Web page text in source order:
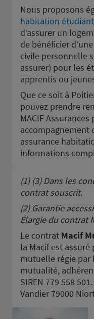
Nous proposons
habitation étudiant
d’assurer un
de bénéficier
civile personnelle
assurer) pour les
apprentis ou
Que ce soit à
pouvez prendre
MACIF
accompagnement
assurance
informations
(1) (3) Dans les
contrat souscrit.
(2) Garantie
Élargie du contrat
Le contrat Macif
la Macif est assuré
mutuelle régie par
mutualité,
SIREN 779 558
Vandier 79000